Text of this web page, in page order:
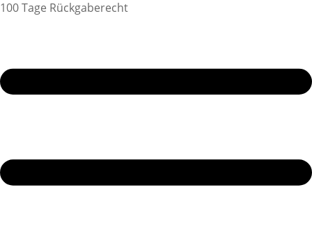
100 Tage Rückgaberecht